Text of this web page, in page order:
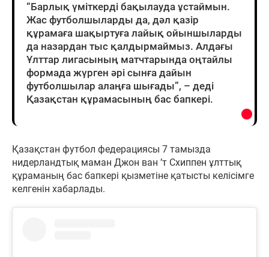
“Барлық үміткерді бақылауда ұстаймын.
Жас футболшыларды да, дәл қазір
құрамаға шақыртуға лайық ойыншыларды
да назардан тыс қалдырмаймыз. Алдағы
Ұлттар лигасының матчтарында оңтайлы
формада жүрген әрі сынға дайын
футболшылар алаңға шығады”, – деді
Қазақстан құрамасының бас бапкері.
Қазақстан футбол федерациясы 7 тамызда
нидерландтық маман Джон ван ’т Схиппен ұлттық
құраманың бас бапкері қызметіне қатысты келісімге
келгенін хабарлады.